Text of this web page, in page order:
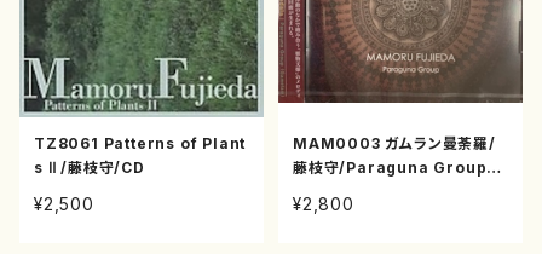
TZ8061 Patterns of Plant
s Ⅱ /藤枝守/CD
¥2,500
MAM0003 ガムラン曼荼羅/
藤枝守/Paraguna Group/C
¥2,800